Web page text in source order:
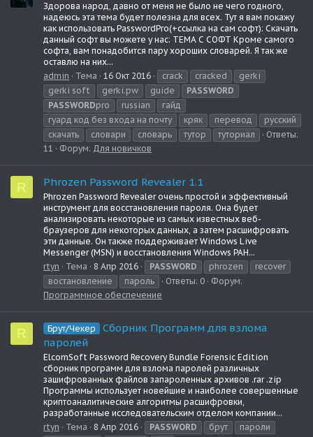
Здорова народ, давно от меня не было не чего годного,
надеюсь эта тема будет полезна для всех. Тут я вам покажу
как использовать PasswordPro(+ссылка на сам софт): Скачать
данный софт вы можете у нас: ТЕМА С СОФТ Кроме самого
софта, вам понадобится пару хороших словарей. Я так же
оставлю на них...
admin
Тема 16 Окт 2016 crack cracked
gerki
gerki soft
gerki.pw guide
PASSWORD
PASSWORDpro russian
гайд
гуард код без входа на почту
кряк перевод
русский
скачать
словари словарь тутор туториал
Ответы:
11
Форум: Для новичков
R Phrozen Password Revealer 1.1
Phrozen Password Revealer очень простой и эффективный
инструмент для восстановления пароля. Она будет
анализировать некоторые из самых известных веб-
браузеров для некоторых данных, а затем расшифровать
эти данные. Он также поддерживает Windows Live
Messenger (MSN) и восстановления Windows РАН...
rtyn
Тема 8 Апр 2016 PASSWORD phrozen
recover
востановление
пароль Ответы: 0
Форум:
Программное обеспечение
R Брут/Чекер
Сборник Программ для взлома
паролей
ElcomSoft Password Recovery Bundle Forensic Edition
сборник программ для взлома паролей различных
зашифрованных файлов запароленных архивов .rar .zip
Программы использует новейшие и наиболее совершенные
криптоаналитические алгоритмы расшифровки,
разработанные исследовательским отделом компании...
rtyn
Тема 8 Апр 2016 PASSWORD брут
пароли